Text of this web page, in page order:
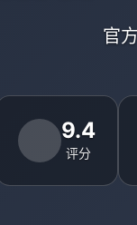
官
9.4
评分